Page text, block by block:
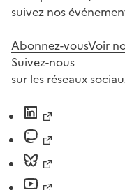
suivez nos
Abonnez-vousVoir
Suivez-nous
sur les réseaux